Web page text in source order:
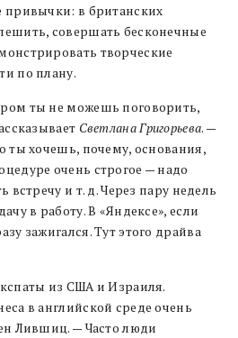
привычки: в британских
совершать бесконечные
творческие
по плану.
ты не можешь поговорить,
Светлана Григорьева. —
ты хочешь, почему, основания,
очень строгое — надо
встречу и т. д. Через пару недель
в работу. В «Яндексе», если
зажигался. Тут этого драйва
из США и Израиля.
в английской среде очень
Лившиц. — Часто люди